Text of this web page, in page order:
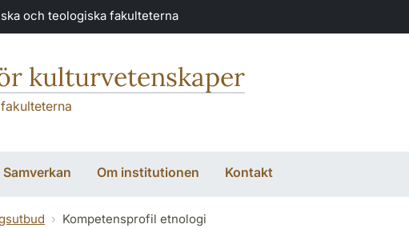
och teologiska fakulteterna
kulturvetenskaper
Samverkan Om institutionen Kontakt
Kompetensprofil etnologi